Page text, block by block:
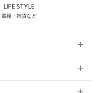
LIFE STYLE
書籍・雑貨など